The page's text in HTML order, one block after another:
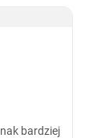
USA
w
bardziej